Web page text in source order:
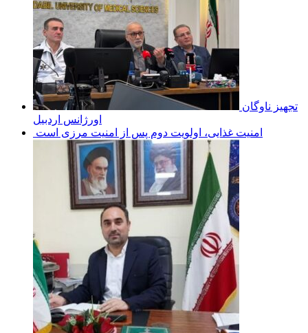
اورژانس اردبیل
امنیت غذایی، اولویت دوم پس از امنیت مرزی است